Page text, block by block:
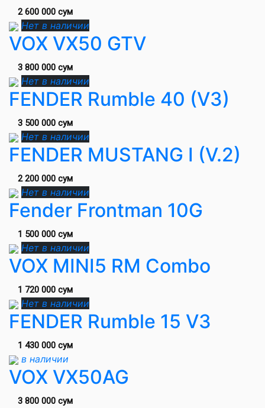
2 600 000 сум
Нет в наличии
VOX VX50 GTV
3 800 000 сум
Нет в наличии
FENDER Rumble 40 (V3)
3 500 000 сум
Нет в наличии
FENDER MUSTANG I (V.2)
2 200 000 сум
Нет в наличии
Fender Frontman 10G
1 500 000 сум
Нет в наличии
VOX MINI5 RM Combo
1 720 000 сум
Нет в наличии
FENDER Rumble 15 V3
1 430 000 сум
в наличии
VOX VX50AG
3 800 000 сум